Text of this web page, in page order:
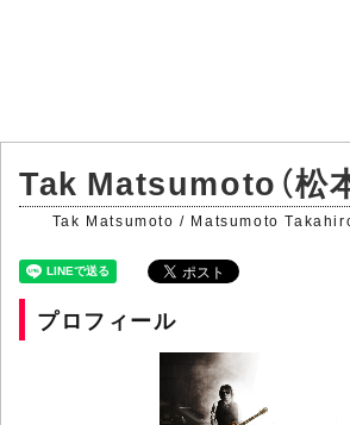
Tak Matsumoto（松
Tak Matsumoto / Matsumoto Takahiro
プロフィール